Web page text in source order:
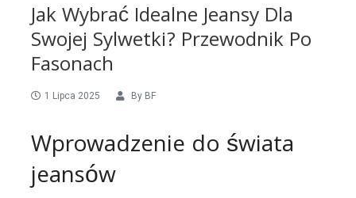
Jak Wybrać Idealne Jeansy Dla
Swojej Sylwetki? Przewodnik Po
Fasonach
1 Lipca 2025 By BF
Wprowadzenie do świata
jeansów